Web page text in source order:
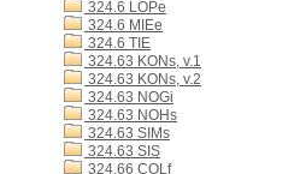
324.6 LOPe
324.6 MIEe
324.6 TIE
324.63 KONs, v.1
324.63 KONs, v.2
324.63 NOGi
324.63 NOHs
324.63 SIMs
324.63 SIS
324.66 COLf